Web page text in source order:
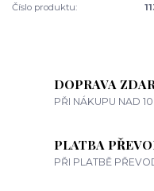
Číslo produktu:
DOPRAVA
PŘI NÁKUPU NAD
PLATBA
PŘI PLATBĚ